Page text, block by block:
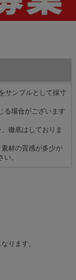
サンプルとして採寸
る場合がございます
徹底はしておりま
材の質感が多少が
。
ります。